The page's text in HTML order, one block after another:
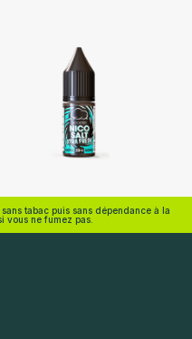
Choix des options
tabac puis sans dépendance à la
vous ne fumez pas.